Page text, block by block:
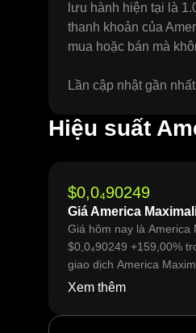
lưu hành hiện tại là
thanh khoản của
mua hoặc bán mà
Lần cập nhật gần
Hiệu suất
$0,0₄90249
Giá America
Giá hôm nay là America
$0,0₄90249 +159,00%
giao dịch America
42.321.766.724, trị giá
Xem thêm